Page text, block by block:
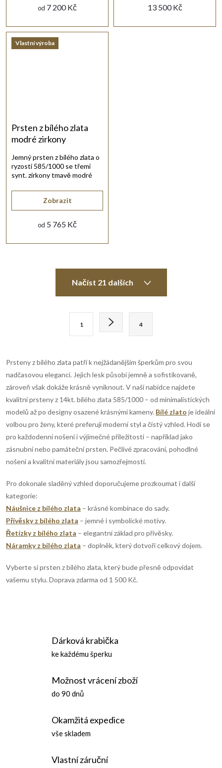
od 7 200 Kč 13 500 Kč
Vlastní výroba
Prsten z bílého zlata
modré zirkony
od 5 765 Kč
Zobrazit
Jemný prsten z bílého zlata o
ryzosti 585/1000 se třemi
synt. zirkony tmavě modré
d
a
c
í
p
r
v
k
y
v
p
Načíst 21 dalších
á
n
k
o
v
á
n
í
1 4
Prsteny z bílého zlata patří k nejžádanějším šperkům pro svou
nadčasovou eleganci. Jejich lesk působí jemně a sofistikovaně,
zároveň však dokáže krásně vyniknout. V naší nabídce najdete
kvalitní prsteny z 14kt. bílého zlata 585/1000 – od minimalistických
modelů až po designy osazené krásnými kameny. Bílé zlato je ideální
volbou pro ženy, které preferují moderní styl a čistý vzhled. Hodí se
pro každodenní nošení i výjimečné příležitosti – například jako
zásnubní nebo památeční prsten. Pečlivé zpracování, pohodlné
nošení a kvalitní materiály jsou samozřejmostí.
Pro dokonale sladěný vzhled doporučujeme prozkoumat i další
kategorie:
Náušnice z bílého zlata – krásné kombinace do sady.
Přívěsky z bílého zlata – jemné i symbolické motivy.
Řetízky z bílého zlata – elegantní základ pro přívěsky.
Náramky z bílého zlata – doplněk, který dotvoří celkový dojem.
Vyberte si prsten z bílého zlata, který bude přesně odpovídat
vašemu stylu. Doprava zdarma od 1 500 Kč.
Dárková krabička
ke každému šperku
Možnost vrácení zboží
do 90 dnů
Okamžitá expedice
vše skladem
Vlastní záruční